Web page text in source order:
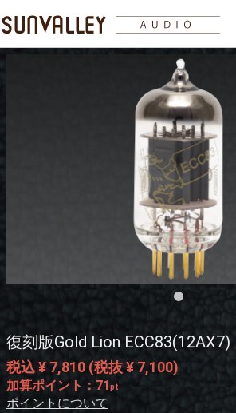
復刻版Gold Lion ECC83(12AX7)
税込 ¥ 7,810 (税抜 ¥ 7,100)
加算ポイント： 71pt
ポイントについて